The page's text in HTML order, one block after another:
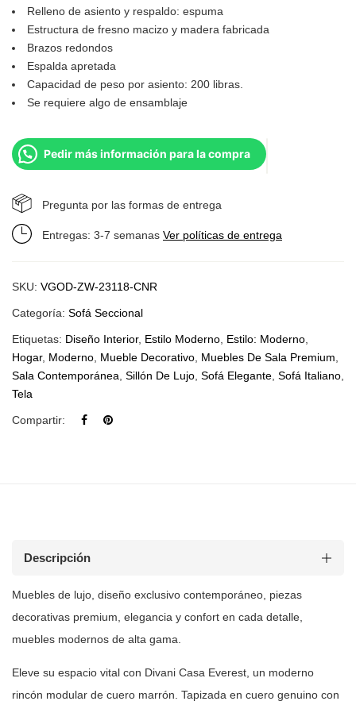
Relleno de asiento y respaldo: espuma
Estructura de fresno macizo y madera fabricada
Brazos redondos
Espalda apretada
Capacidad de peso por asiento: 200 libras.
Se requiere algo de ensamblaje
Pedir más información para la compra
Pregunta por las formas de entrega
Entregas: 3-7 semanas Ver políticas de entrega
SKU: VGOD-ZW-23118-CNR
Categoría: Sofá Seccional
Etiquetas: Diseño Interior, Estilo Moderno Estilo: Moderno
Hogar, Moderno Mueble Decorativo Muebles De Sala Premium
Sala Contemporánea Sillón De Lujo Sofá Elegante Sofá Italiano
Tela
Compartir:
Descripción
Muebles de lujo, diseño exclusivo contemporáneo, piezas
decorativas premium, elegancia y confort en cada detalle,
muebles modernos de alta gama.
Eleve su espacio vital con Divani Casa Everest, un moderno
rincón modular de cuero marrón. Tapizada en cuero genuino con